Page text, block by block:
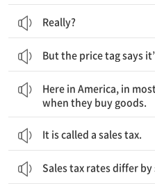
Really?
But the price tag says
Here in America, in
when they buy goods.
It is called a sales tax.
Sales tax rates differ by